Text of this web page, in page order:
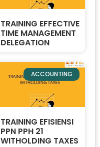
TRAINING EFFECTIVE
TIME MANAGEMENT
DELEGATION
ACCOUNTING
TRAINING EFISIENSI
PPN PPH 21
WITHOLDING TAXES